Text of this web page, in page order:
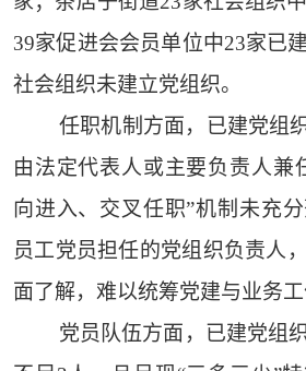
39家促进会会员单位中23家已
社会组织未建立党组织。
任职机制方面，已建党组
由法定代表人或主要负责人兼
向进入、交叉任职”机制未充
员工党员担任的党组织负责人
面了解，难以统筹党建与业务工
党员队伍方面，已建党组